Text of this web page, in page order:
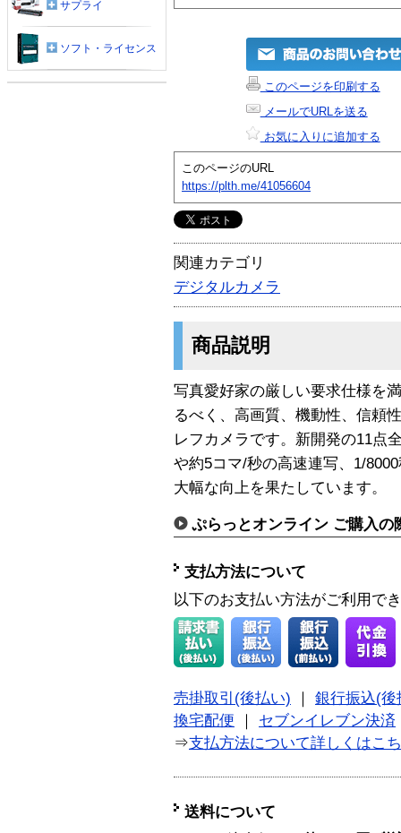
このページを印刷する
メールでURLを送る
お気に入りに追加する
このページのURL
https://plth.me/41056604
関連カテゴリ
デジタルカメラ
商品説明
写真愛好家の厳しい要求仕様を
るべく、高画質、機動性、信頼
レフカメラです。新開発の11点
や約5コマ/秒の高速連写、1/
大幅な向上を果たしています。
ぷらっとオンライン ご購入の
支払方法について
以下のお支払い方法がご利用で
売掛取引(後払い)
銀行振込(後
換宅配便
セブンイレブン決済
⇒支払方法について詳しくはこ
送料について
サプライ
ソフト・ライセンス